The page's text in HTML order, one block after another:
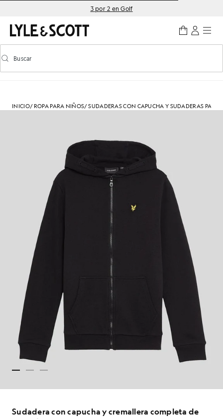
Saltar al contenido principal
Información de accesibilidad3 por 2 en Golf
Activar/desactivar la búsqueda predictiva
Buscar
INICIO/ ROPA PARA NIÑOS/SUDADERAS CON CAPUCHA Y SUDADERAS PARA
Sudadera con capucha y cremallera completa de